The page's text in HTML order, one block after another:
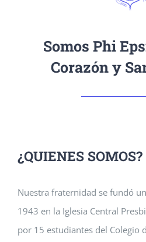
Somos Phi
Corazón y
¿QUIENES SOMOS?
Nuestra fraternidad se fundó
1943 en la Iglesia Central
por 15 estudiantes del Colegio